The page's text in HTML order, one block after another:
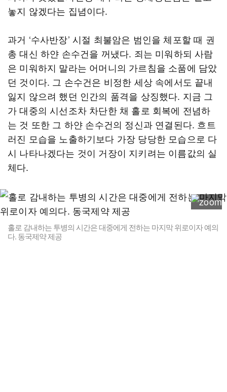
놓지 않겠다는 집념이다.
과거 ‘수사반장’ 시절 최불암은 범인을 체포할 때 권
총 대신 하얀 손수건을 꺼냈다. 죄는 미워하되 사람
은 미워하지 말라는 어머니의 가르침을 소품에 담았
던 것이다. 그 손수건은 비정한 세상 속에서도 끝내
잃지 않으려 했던 인간의 품격을 상징했다. 지금 그
가 대중의 시선조차 차단한 채 홀로 회복에 전념하
는 것 또한 그 하얀 손수건의 정신과 연결된다. 흐트
러진 모습을 노출하기보다 가장 당당한 모습으로 다
시 나타나겠다는 것이 거장이 지키려는 이름값의 실
체다.
홀로 감내하는 투병의 시간은 대중에게 전하는 마지막 위로이자 예의
다. 동국제약 제공